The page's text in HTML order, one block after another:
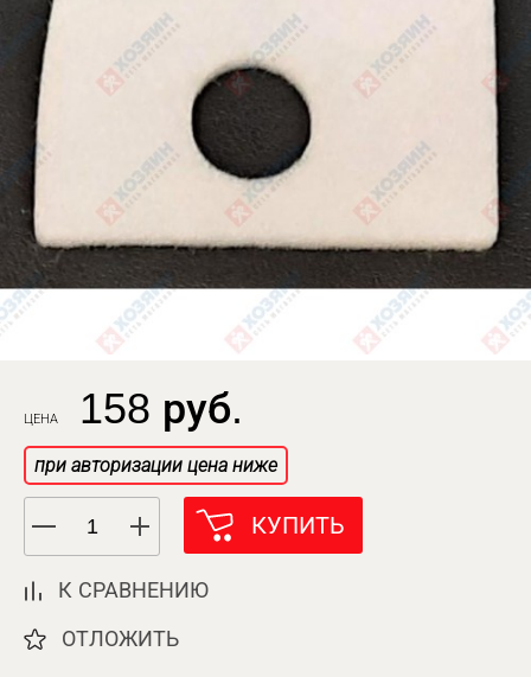
ЦЕНА 158 руб.
при авторизации цена ниже
КУПИТЬ
К СРАВНЕНИЮ
ОТЛОЖИТЬ